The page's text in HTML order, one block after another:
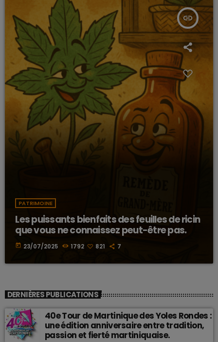
insert_link
PATRIMOINE
Les puissants bienfaits des feuilles de ricin
que vous ne connaissez peut-être pas.
today 23/07/2025 1792 821 7
DERNIÈRES PUBLICATIONS
40e Tour de Martinique des Yoles Rondes :
une édition anniversaire entre tradition,
passion et fierté martiniquaise.